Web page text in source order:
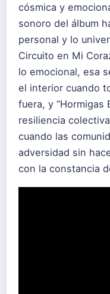
cósmica y
sonoro del álbum
personal y lo
Circuito en Mi
lo emocional, esa
el interior cuando
fuera, y “Hormigas
resiliencia
cuando las
adversidad sin
con la constancia